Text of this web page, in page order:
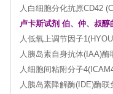
人白细胞分化抗原CD42
卢卡斯试剂 伯、仲、叔醇
人低氧上调节因子
人胰岛素自身抗体(IAA)
人细胞间粘附分子
人胰岛素降解酶(IDE)酶